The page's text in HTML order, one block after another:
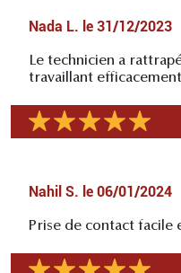
Nada L. le 31/12/2023
Le technicien a
travaillant efficacement
Nahil S. le 06/01/2024
Prise de contact facile